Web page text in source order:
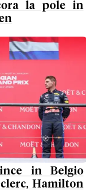
la pole in
in Belgio
Hamilton